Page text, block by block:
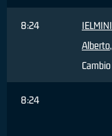
8:24
IELMINI
Alberto,
Cambio
8:24